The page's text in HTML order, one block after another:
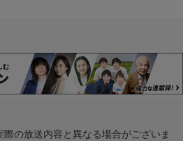
の放送内容と異なる場合がございま